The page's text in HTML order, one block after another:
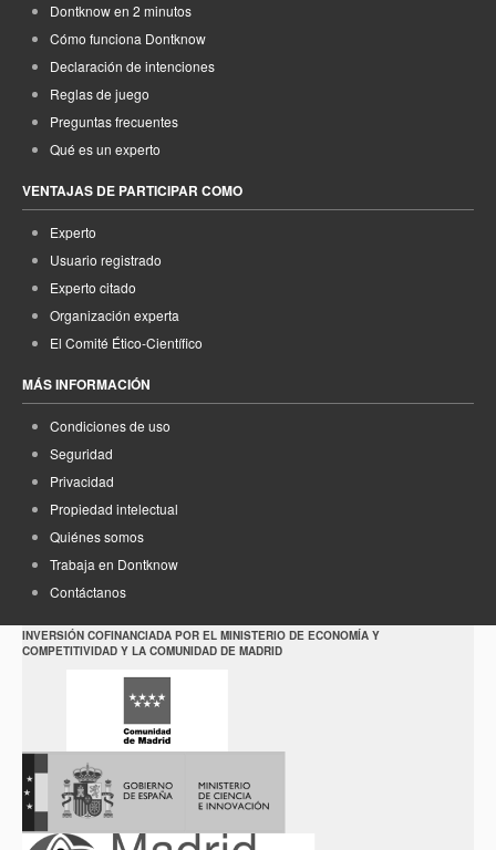
Dontknow en 2 minutos
Cómo funciona Dontknow
Declaración de intenciones
Reglas de juego
Preguntas frecuentes
Qué es un experto
VENTAJAS DE PARTICIPAR COMO
Experto
Usuario registrado
Experto citado
Organización experta
El Comité Ético-Científico
MÁS INFORMACIÓN
Condiciones de uso
Seguridad
Privacidad
Propiedad intelectual
Quiénes somos
Trabaja en Dontknow
Contáctanos
INVERSIÓN COFINANCIADA POR EL MINISTERIO DE ECONOMÍA Y
COMPETITIVIDAD Y LA COMUNIDAD DE MADRID